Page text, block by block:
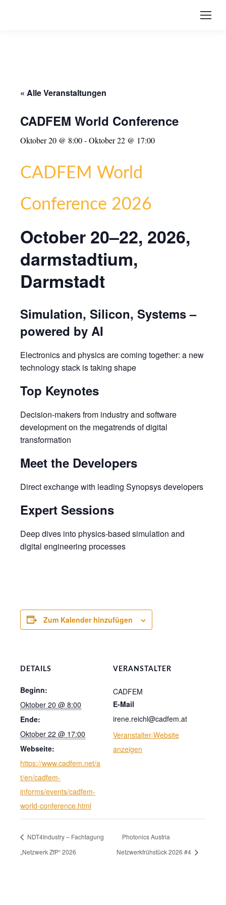
« Alle Veranstaltungen
CADFEM World Conference
Oktober 20 @ 8:00-Oktober 22 @ 17:00
CADFEM World
Conference 2026
October 20–22, 2026,
darmstadtium,
Darmstadt
Simulation, Silicon, Systems –
powered by AI
Electronics and physics are coming together: a new
technology stack is taking shape
Top Keynotes
Decision-makers from industry and software
development on the megatrends of digital
transformation
Meet the Developers
Direct exchange with leading Synopsys developers
Expert Sessions
Deep dives into physics-based simulation and
digital engineering processes
Zum Kalender hinzufügen
DETAILS
Beginn:
Oktober 20 @ 8:00
Ende:
Oktober 22 @ 17:00
Webseite:
https://www.cadfem.net/a
t/en/cadfem-
informs/events/cadfem-
world-conference.html
VERANSTALTER
CADFEM
E-Mail
irene.reichl@cadfem.at
Veranstalter-Website
anzeigen
NDT4Industry – Fachtagung
„Netzwerk ZfP“ 2026
Photonics Austria
Netzwerkfrühstück 2026 #4